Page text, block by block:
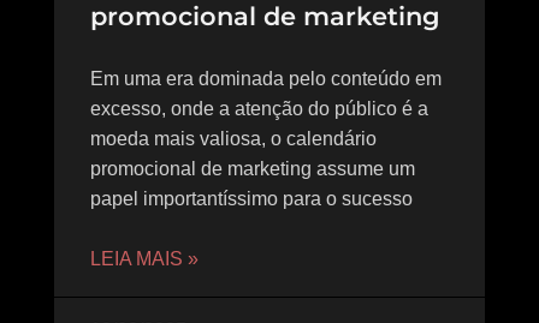
promocional de marketing
Em uma era dominada pelo conteúdo em
excesso, onde a atenção do público é a
moeda mais valiosa, o calendário
promocional de marketing assume um
papel importantíssimo para o sucesso
LEIA MAIS »